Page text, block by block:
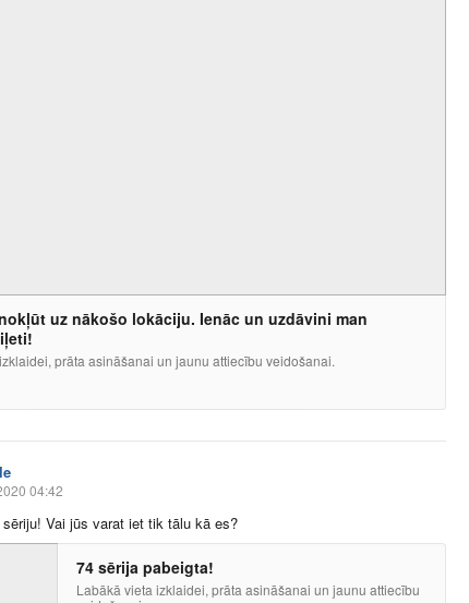
uz nākošo lokāciju. Ienāc un uzdāvini man
prāta asināšanai un jaunu attiecību veidošanai.
04:42
Vai jūs varat iet tik tālu kā es?
74 sērija pabeigta!
Labākā vieta izklaidei, prāta asināšanai un jaunu attiecību